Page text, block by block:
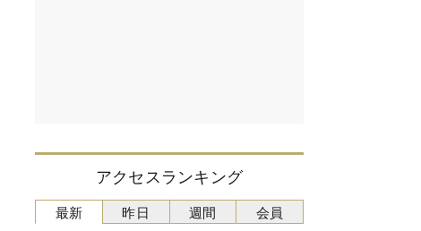
アクセスランキング
最新
昨日 週間 会員